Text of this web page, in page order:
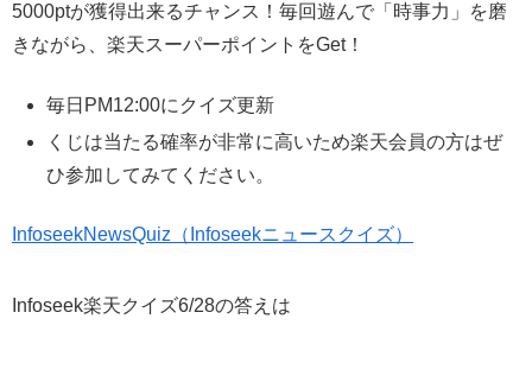
5000ptが獲得出来るチャンス！毎回遊んで「時事力」を磨
きながら、楽天スーパーポイントをGet！
毎日PM12:00にクイズ更新
くじは当たる確率が非常に高いため楽天会員の方はぜ
ひ参加してみてください。
InfoseekNewsQuiz（Infoseekニュースクイズ）
Infoseek楽天クイズ6/28の答えは